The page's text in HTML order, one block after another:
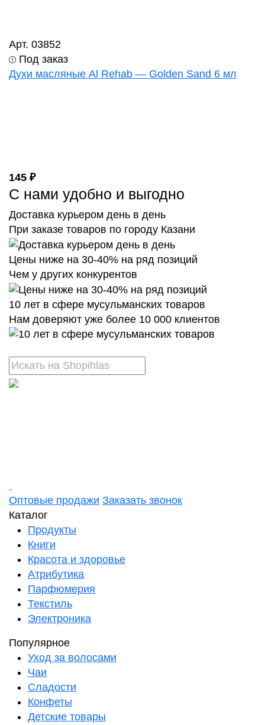
Арт. 03852
Под заказ
Духи масляные Al Rehab — Golden Sand 6 мл
145 ₽
С нами удобно и выгодно
Доставка курьером день в день
При заказе товаров по городу Казани
Цены ниже на 30-40% на ряд позиций
Чем у других конкурентов
10 лет в сфере мусульманских товаров
Нам доверяют уже более 10 000 клиентов
Оптовые продажи Заказать звонок
Каталог
Продукты
Книги
Красота и здоровье
Атрибутика
Парфюмерия
Текстиль
Электроника
Популярное
Уход за волосами
Чаи
Сладости
Конфеты
Детские товары